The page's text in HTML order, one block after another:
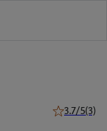
3.7/5(3)